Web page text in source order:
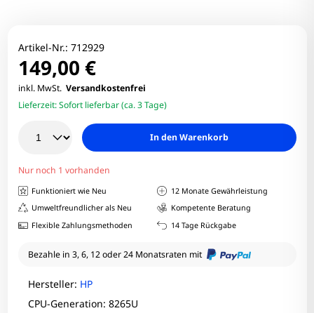
Artikel-Nr.: 712929
149,00 €
inkl. MwSt. Versandkostenfrei
Lieferzeit:Sofort lieferbar (ca. 3 Tage)
In den Warenkorb
Nur noch 1 vorhanden
Funktioniert wie Neu
12 Monate Gewährleistung
Umweltfreundlicher als Neu
Kompetente Beratung
Flexible Zahlungsmethoden
14 Tage Rückgabe
Bezahle in 3, 6, 12 oder 24 Monatsraten mit
Hersteller: HP
CPU-Generation: 8265U